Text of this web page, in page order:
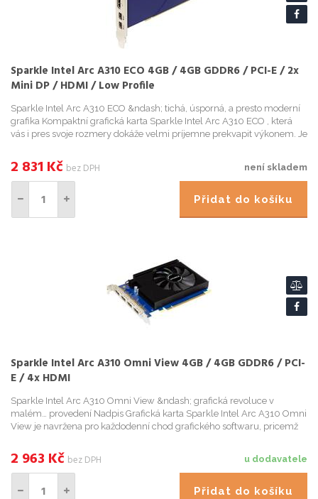
Sparkle Intel Arc A310 ECO 4GB / 4GB GDDR6 / PCI-E / 2x
Mini DP / HDMI / Low Profile
Sparkle Intel Arc A310 ECO &ndash; tichá, úsporná, a presto moderní
grafika Kompaktní grafická karta Sparkle Intel Arc A310 ECO , která
vás i pres svoje rozmery dokáže velmi príjemne prekvapit výkonem. Je
není skladem
2 831 Kč bez DPH
Přidat do košíku
Sparkle Intel Arc A310 Omni View 4GB / 4GB GDDR6 / PCI-
E / 4x HDMI
Sparkle Intel Arc A310 Omni View &ndash; grafická revoluce v
malém… provedení Nadpis Grafická karta Sparkle Intel Arc A310 Omni
View je navržena pro každodenní chod grafického softwaru, pricemž
u dodavatele
2 963 Kč bez DPH
Přidat do košíku